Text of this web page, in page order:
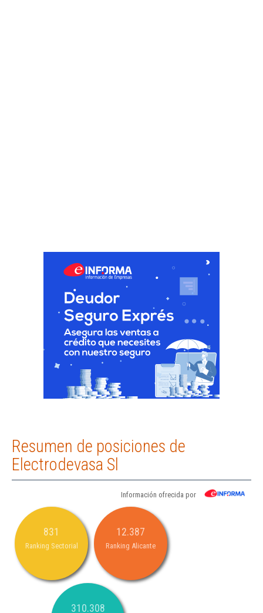
Resumen de posiciones de
Electrodevasa Sl
Información ofrecida por
831
Ranking Sectorial
12.387
Ranking Alicante
310.308